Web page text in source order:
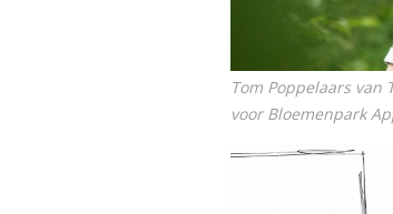
Tom Poppelaars
voor Bloemenpark